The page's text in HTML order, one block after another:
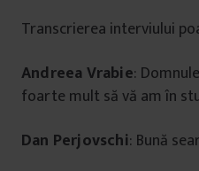
Transcrierea interviului
Andreea Vrabie:
foarte mult să vă am în
Dan Perjovschi: Bună